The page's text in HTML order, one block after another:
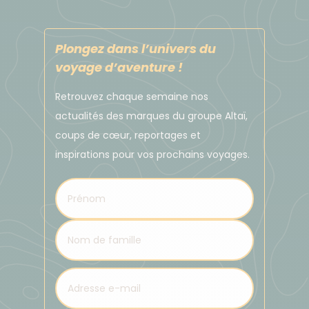
informations mentionnées ci-dessus.
Voici des références d'hôtels se trouvant à
proximité de l'aéroport Orly :
PARIS CŒUR ORLY
19 Rue d'Orly, 91550 Paray-Vieille-Poste
NOVOTEL PARIS CŒUR
5 Avenue de l'Union, 94390 Orly
01 83 30 00 30
DÉPLACEMENT DANS LE PAYS :
Plongez dans l’univers du
voyage d’aventure !
Retrouvez chaque semaine nos
actualités des marques du groupe Altaï,
coups de cœur, reportages et
inspirations pour vos prochains voyages.